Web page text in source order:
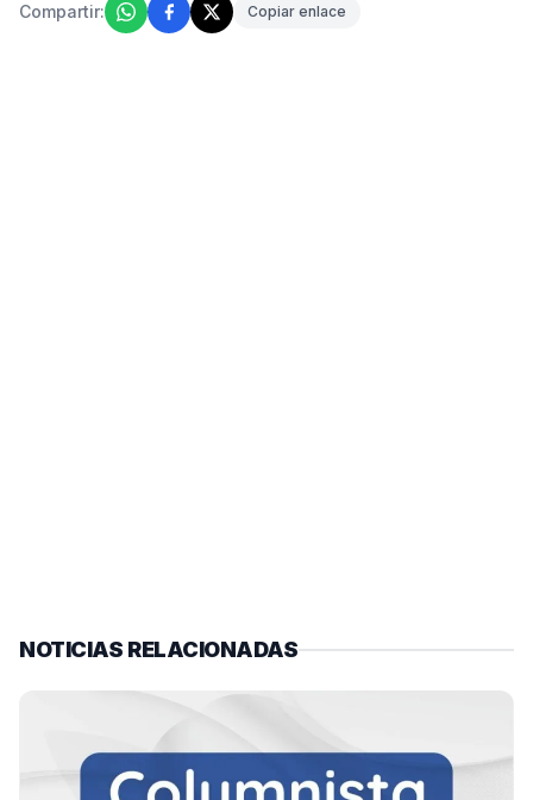
Compartir: Copiar enlace
NOTICIAS RELACIONADAS